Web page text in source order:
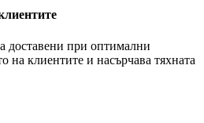
доставени при оптимални
на клиентите и насърчава тяхната